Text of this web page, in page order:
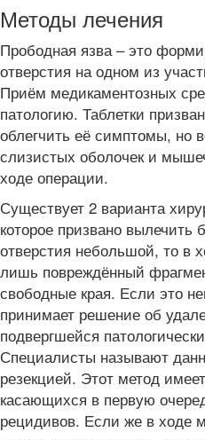
Методы лечения
Прободная язва – это
отверстия на одном из
Приём медикаментозных
патологию. Таблетки
облегчить её симптомы, но
слизистых оболочек и
ходе операции.
Существует 2 варианта
которое призвано вылечить
отверстия небольшой, то в
лишь повреждённый
свободные края. Если это
принимает решение об
подвергшейся
Специалисты называют
резекцией. Этот метод
касающихся в первую
рецидивов. Если же в ходе